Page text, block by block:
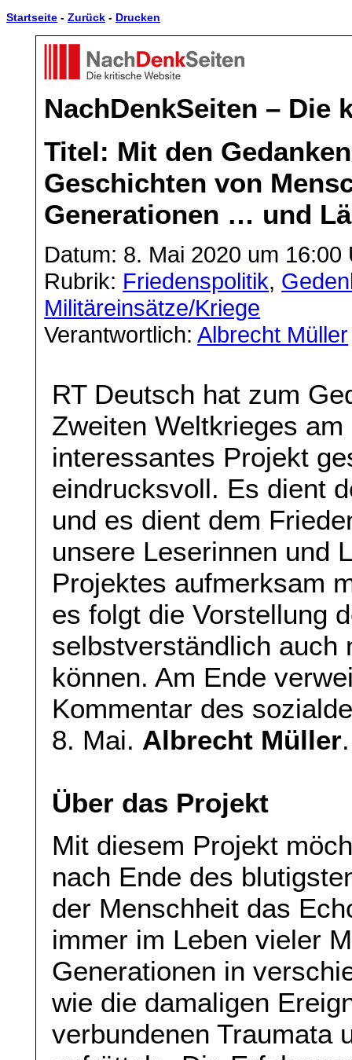
Startseite - Zurück - Drucken
NachDenkSeiten – Die
Titel: Mit den
Geschichten von
Generationen … und
Datum: 8. Mai 2020 um 16:00
Rubrik: Friedenspolitik,
Militäreinsätze/Kriege
Verantwortlich:Albrecht Müller
RT Deutsch hat zum
Zweiten Weltkrieges
interessantes Projekt
eindrucksvoll. Es dient
und es dient dem
unsere Leserinnen und
Projektes aufmerksam
es folgt die Vorstellung
selbstverständlich auch
können. Am Ende
Kommentar des
8. Mai. Albrecht Müller.
Über das Projekt
Mit diesem Projekt
nach Ende des
der Menschheit das
immer im Leben vieler
Generationen in
wie die damaligen
verbundenen Traumata